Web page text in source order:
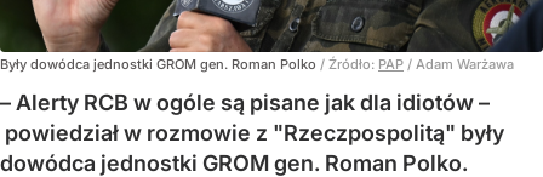
Były dowódca jednostki GROM gen. Roman Polko / Źródło: PAP / Adam Warżawa
– Alerty RCB w ogóle są pisane jak dla idiotów –
powiedział w rozmowie z "Rzeczpospolitą" były
dowódca jednostki GROM gen. Roman Polko.